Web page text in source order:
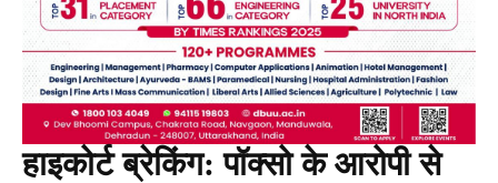
हाइकोर्ट ब्रेकिंग: पॉक्सो के आरोपी से